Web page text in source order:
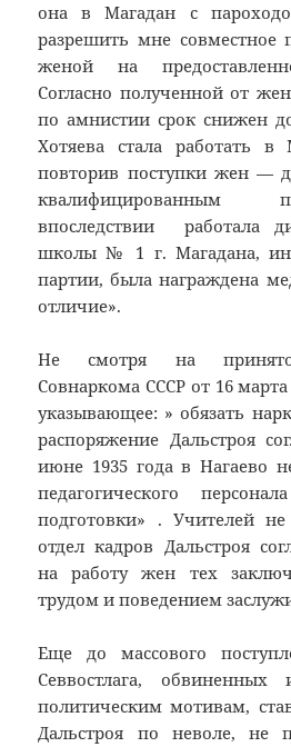
она в Магадан с
разрешить мне
женой на
Согласно полученной от
по амнистии срок снижен
Хотяева стала работать в
повторив поступки жен —
квалифицированным
впоследствии работала
школы № 1 г. Магадана,
партии, была награждена
отличие».
Не смотря на
Совнаркома СССР от 16 марта
указывающее: » обязать
распоряжение Дальстроя
июне 1935 года в Нагаево
педагогического
подготовки» . Учителей
отдел кадров Дальстроя
на работу жен тех
трудом и поведением
Еще до массового
Севвостлага,
политическим мотивам,
Дальстроя по неволе, не